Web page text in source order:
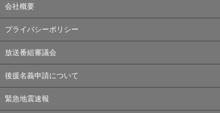
会社概要
プライバシーポリシー
放送番組審議会
後援名義申請について
緊急地震速報